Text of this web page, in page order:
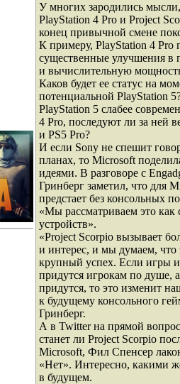
У многих зародились
PlayStation 4 Pro и Project
конец привычной смене
К примеру, PlayStation 4 Pro
существенные улучшения в
и вычислительную
Каков будет ее статус на
потенциальной PlayStation
PlayStation 5 слабее
4 Pro, последуют ли за ней
и PS5 Pro?
И если Sony не спешит
планах, то Microsoft
идеями. В разговоре с
Гринберг заметил, что для
предстает без консольных
«Мы рассматриваем это как
устройств».
«Project Scorpio вызывает
и интерес, и мы думаем, что
крупный успех. Если игры и
придутся игрокам по душе,
придутся, то это изменит
к будущему консольного
Гринберг.
А в Twitter на прямой
станет ли Project Scorpio
Microsoft, Фил Спенсер
«Нет». Интересно, какими
в будущем.